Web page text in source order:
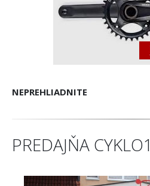
NEPREHLIADNITE
PREDAJŇA CYKLO1